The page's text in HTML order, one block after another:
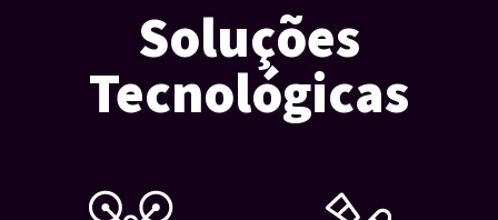
Soluções
Tecnológicas